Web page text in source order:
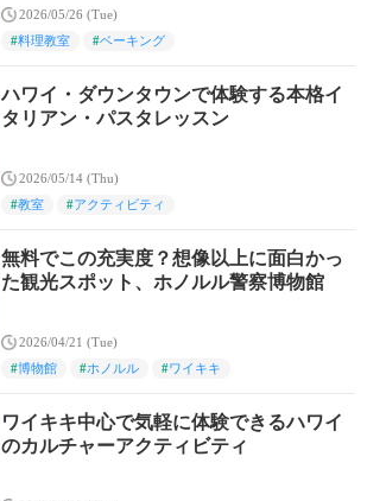
2026/05/26 (Tue)
#料理教室 #ベーキング
ハワイ・ダウンタウンで体験する本格イ
タリアン・パスタレッスン
2026/05/14 (Thu)
#教室 #アクティビティ
無料でこの充実度？想像以上に面白かっ
た観光スポット、ホノルル警察博物館
2026/04/21 (Tue)
#博物館 #ホノルル #ワイキキ
ワイキキ中心で気軽に体験できるハワイ
のカルチャーアクティビティ